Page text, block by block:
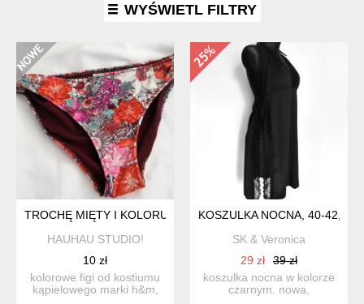
WYŚWIETL FILTRY
TROCHĘ MIĘTY I KOLORU
HAUHAU STUDIO!
10 zł
kolorowe figi od kostiumu
kąpielowego marki h&m,
KOSZULKA NOCNA, 40-42,
SK & Veronica
29 zł
39 zł
koszulka nocna w kolorze
czarnym. nowa,